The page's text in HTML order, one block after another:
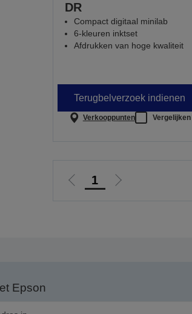
DR
Compact digitaal minilab
6-kleuren inktset
Afdrukken van hoge kwaliteit
Terugbelverzoek indienen
Verkooppunten Vergelijken
Ga 1
Ga
Epson